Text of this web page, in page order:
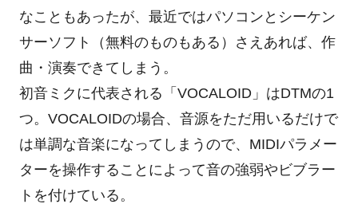
なこともあったが、最近ではパソコンとシーケン
サーソフト（無料のものもある）さえあれば、作
曲・演奏できてしまう。
初音ミクに代表される「VOCALOID」はDTMの1
つ。VOCALOIDの場合、音源をただ用いるだけで
は単調な音楽になってしまうので、MIDIパラメー
ターを操作することによって音の強弱やビブラー
トを付けている。